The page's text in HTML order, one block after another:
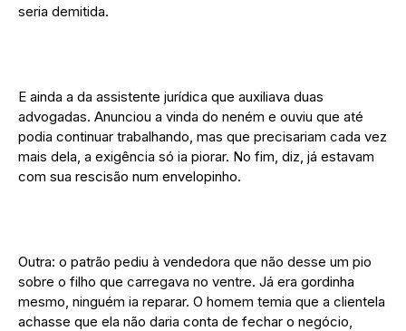
seria demitida.
E ainda a da assistente jurídica que auxiliava duas
advogadas. Anunciou a vinda do neném e ouviu que até
podia continuar trabalhando, mas que precisariam cada vez
mais dela, a exigência só ia piorar. No fim, diz, já estavam
com sua rescisão num envelopinho.
Outra: o patrão pediu à vendedora que não desse um pio
sobre o filho que carregava no ventre. Já era gordinha
mesmo, ninguém ia reparar. O homem temia que a clientela
achasse que ela não daria conta de fechar o negócio,